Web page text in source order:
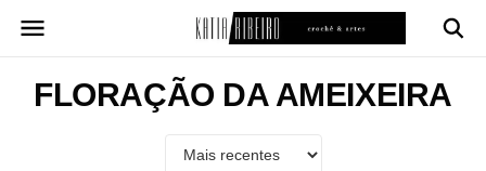
para
conteúdoFLORAÇÃO DA AMEIXEIRA